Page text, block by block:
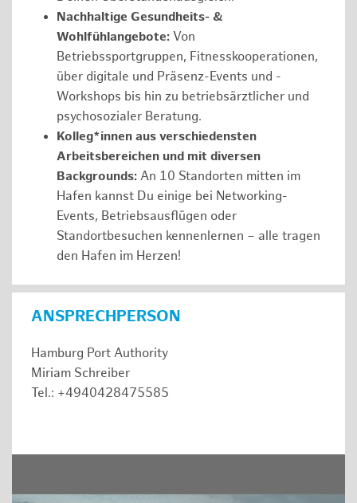
Nachhaltige Gesundheits- &
Wohlfühlangebote: Von
Betriebssportgruppen, Fitnesskooperationen,
über digitale und Präsenz-Events und -
Workshops bis hin zu betriebsärztlicher und
psychosozialer Beratung.
Kolleg*innen aus verschiedensten
Arbeitsbereichen und mit diversen
Backgrounds: An 10 Standorten mitten im
Hafen kannst Du einige bei Networking-
Events, Betriebsausflügen oder
Standortbesuchen kennenlernen – alle tragen
den Hafen im Herzen!
ANSPRECHPERSON
Hamburg Port Authority
Miriam Schreiber
Tel.: +4940428475585